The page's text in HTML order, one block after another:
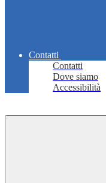
Contatti
Contatti
Dove siamo
Accessibilità